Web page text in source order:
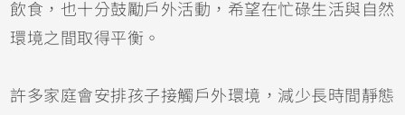
飲食，也十分鼓勵戶外活動，希望在忙碌生活與自然
環境之間取得平衡。
許多家庭會安排孩子接觸戶外環境，減少長時間靜態